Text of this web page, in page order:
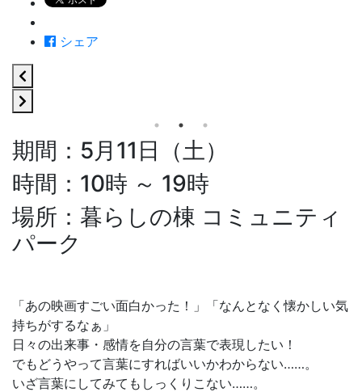
シェア
期間：5月11日（土）
時間：10時 ～ 19時
場所：暮らしの棟 コミュニティ
パーク
「あの映画すごい面白かった！」「なんとなく懐かしい気
持ちがするなぁ」
日々の出来事・感情を自分の言葉で表現したい！
でもどうやって言葉にすればいいかわからない……。
いざ言葉にしてみてもしっくりこない……。